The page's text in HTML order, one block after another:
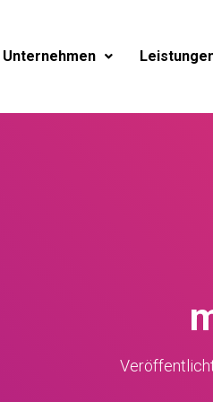
Unternehmen